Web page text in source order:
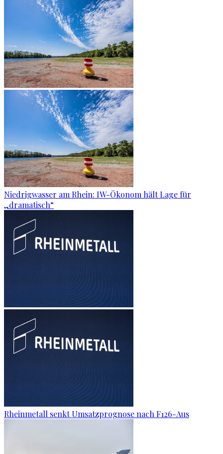
Niedrigwasser am Rhein: IW-Ökonom hält Lage für
„dramatisch“
Rheinmetall senkt Umsatzprognose nach F126-Aus